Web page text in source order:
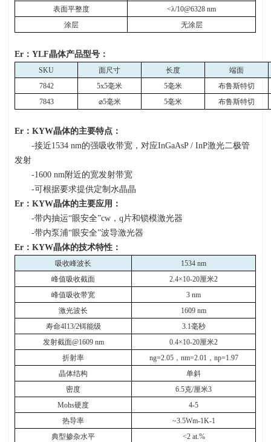
表面平整度
<λ/10@6328 nm
涂层
无涂层
Er ：YLF晶体产品型号：
SKU 面尺寸 长度
端面
7842
5x5毫米 5毫米
布鲁斯特切
7843
⌀5毫米 5毫米 布鲁斯特切
Er ：KYW晶体的主要特点：
-接近1534 nm的强吸收带宽，对应InGaAsP / InP激光二极管
发射
-1600 nm附近的宽发射带宽
-可根据要求提供定制水晶晶
Er ：KYW晶体的主要应用：
-带内抽运“眼安全”cw ，q 片和锁模激光器
-带内泵浦“眼安全”波导激光器
Er ：KYW晶体的技术特性：
吸收峰波长
1534 nm
峰值吸收截面
2.4×10-20厘米2
峰值吸收带宽
3 nm
激光波长
1609 nm
寿命4I13/2铒能级 3.1毫秒
发射截面@1609 nm 0.4×10-20厘米2
折射率
ng=2.05， nm=2.01 ， np=1.97
晶体结构
单斜
密度
6.5克/厘米3
Mohs硬度
4-5
热导率
~3.5Wm-1K-1
典型掺杂水平
<2 at.%